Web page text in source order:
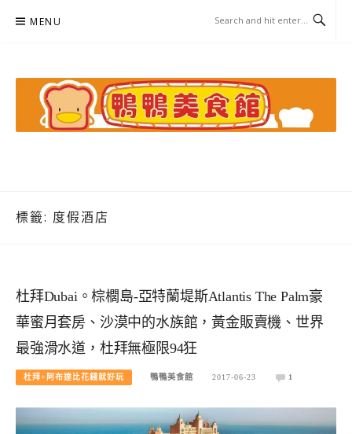
MENU
標籤: 度假酒店
杜拜Dubai。棕櫚島-亞特蘭堤斯Atlantis The Palm豪
華蜜月套房、沙漠中的水族館，黃金販賣機、世界
最強滑水道，杜拜無極限94狂
杜拜+阿布達比花錢就好玩 鴨鴨美食館 2017-06-23 1